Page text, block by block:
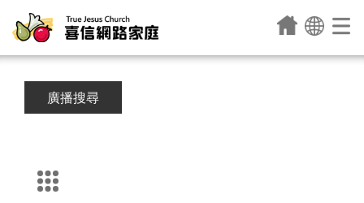
廣播搜尋